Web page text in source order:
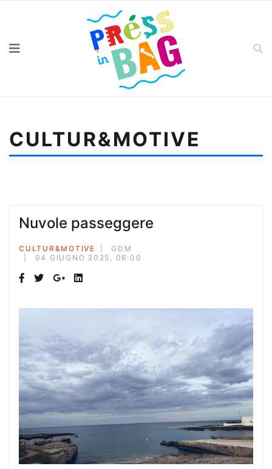
CULTUR&MOTIVE
Nuvole passeggere
CULTUR&MOTIVE
GDM
04 GIUGNO 2025, 06:00